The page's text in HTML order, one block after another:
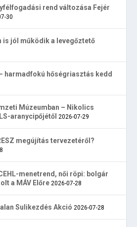
rend változása Fejér
30
is jól működik a levegőztető
harmadfokú hőségriasztás kedd
Múzeumban – Nikolics
aranycipőjétől 2026-07-29
megújítás tervezetéről?
menetrend, női röpi: bolgár
a MÁV Előre 2026-07-28
Sulikezdés Akció 2026-07-28